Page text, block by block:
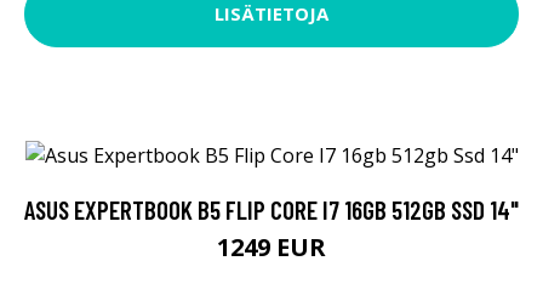
LISÄTIETOJA
ASUS EXPERTBOOK B5 FLIP CORE I7 16GB 512GB SSD 14"
1249 EUR